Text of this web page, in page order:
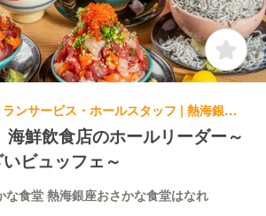
和食, 居酒屋 | レストランサービス・ホールスタッフ | 熱海銀座おさかな食堂 熱海銀座おさかな食堂はなれ
海鮮飲食店のホールリーダー～
ビュッフェ～
熱海銀座おさかな食堂 熱海銀座おさかな食堂はなれ